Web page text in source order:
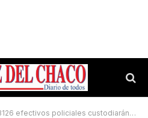
efectivos policiales custodiarán las urnas